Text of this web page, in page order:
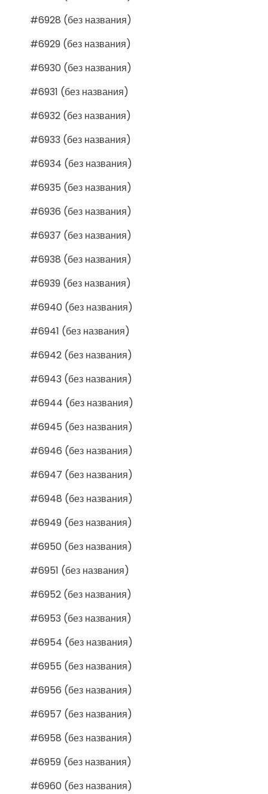
#6928 (без названия)
#6929 (без названия)
#6930 (без названия)
#6931 (без названия)
#6932 (без названия)
#6933 (без названия)
#6934 (без названия)
#6935 (без названия)
#6936 (без названия)
#6937 (без названия)
#6938 (без названия)
#6939 (без названия)
#6940 (без названия)
#6941 (без названия)
#6942 (без названия)
#6943 (без названия)
#6944 (без названия)
#6945 (без названия)
#6946 (без названия)
#6947 (без названия)
#6948 (без названия)
#6949 (без названия)
#6950 (без названия)
#6951 (без названия)
#6952 (без названия)
#6953 (без названия)
#6954 (без названия)
#6955 (без названия)
#6956 (без названия)
#6957 (без названия)
#6958 (без названия)
#6959 (без названия)
#6960 (без названия)